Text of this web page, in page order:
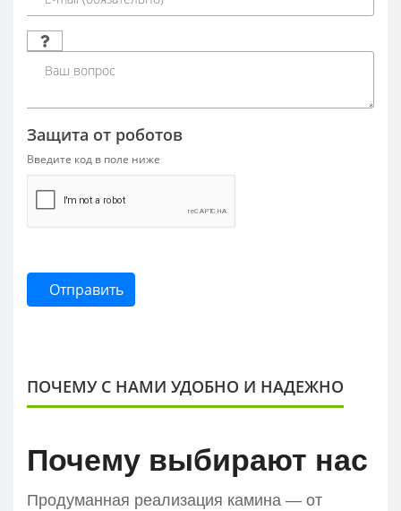
Защита от роботов
Введите код в поле ниже
Отправить
ПОЧЕМУ С НАМИ УДОБНО И НАДЕЖНО
Почему выбирают нас
Продуманная реализация камина — от